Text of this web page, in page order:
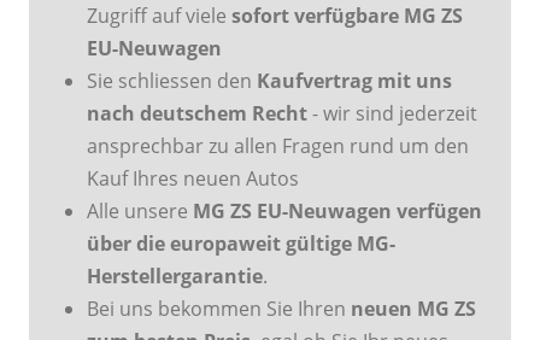
Zugriff auf viele sofort verfügbare MG ZS
EU-Neuwagen
Sie schliessen den Kaufvertrag mit uns
nach deutschem Recht- wir sind jederzeit
ansprechbar zu allen Fragen rund um den
Kauf Ihres neuen Autos
Alle unsere MG ZS EU-Neuwagen verfügen
über die europaweit gültige MG-
Herstellergarantie.
Bei uns bekommen Sie Ihren neuen MG ZS